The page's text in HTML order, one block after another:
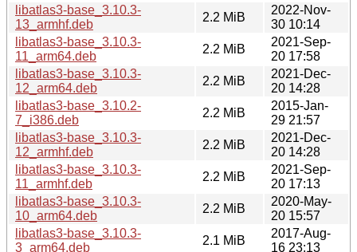
libatlas3-base_3.10.3-
13_armhf.deb
2.2 MiB
2022-Nov-
30 10:14
libatlas3-base_3.10.3-
11_arm64.deb
2.2 MiB
2021-Sep-
20 17:58
libatlas3-base_3.10.3-
12_arm64.deb
2.2 MiB
2021-Dec-
20 14:28
libatlas3-base_3.10.2-
7_i386.deb
2.2 MiB
2015-Jan-
29 21:57
libatlas3-base_3.10.3-
12_armhf.deb
2.2 MiB
2021-Dec-
20 14:28
libatlas3-base_3.10.3-
11_armhf.deb
2.2 MiB
2021-Sep-
20 17:13
libatlas3-base_3.10.3-
10_arm64.deb
2.2 MiB
2020-May-
20 15:57
libatlas3-base_3.10.3-
3_arm64.deb
2.1 MiB
2017-Aug-
16 23:13